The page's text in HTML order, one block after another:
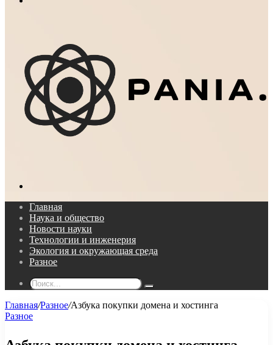
Главная
Наука и общество
Новости науки
Технологии и инженерия
Экология и окружающая среда
Разное
Поиск...
Главная/Разное/Азбука покупки домена и хостинга
Разное